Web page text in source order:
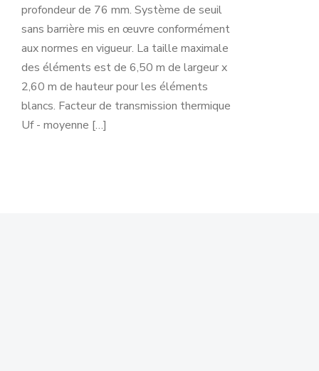
profondeur de 76 mm. Système de seuil
sans barrière mis en œuvre conformément
aux normes en vigueur. La taille maximale
des éléments est de 6,50 m de largeur x
2,60 m de hauteur pour les éléments
blancs. Facteur de transmission thermique
Uf - moyenne […]